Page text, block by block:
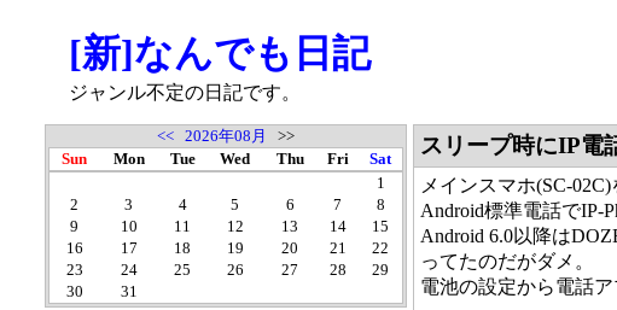
[新]なんでも日記
ジャンル不定の日記です。
<< 2026年08月
>>
Sun
Mon Tue Wed Thu Fri
Sat
1
2
3 4 5 6 7
8
9
10 11 12 13 14
15
16
17 18 19 20 21
22
23
24 25 26 27 28
29
30
31
スリープ時にIP電
メインスマホ(SC-02C)
Android標準電話でIP-
Android 6.0以降は
ってたのだがダメ。
電池の設定から電話